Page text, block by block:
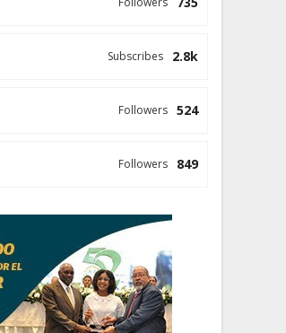
2.8k
Subscribes
524
Followers
849
Followers